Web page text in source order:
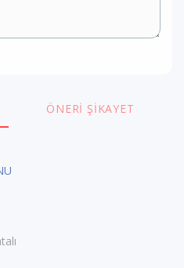
ÖNERI ŞIKAYET